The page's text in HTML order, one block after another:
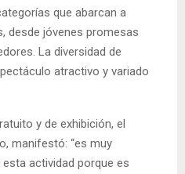
que abarcan a
desde jóvenes promesas
La diversidad de
atractivo y variado
y de exhibición, el
manifestó: “es muy
actividad porque es